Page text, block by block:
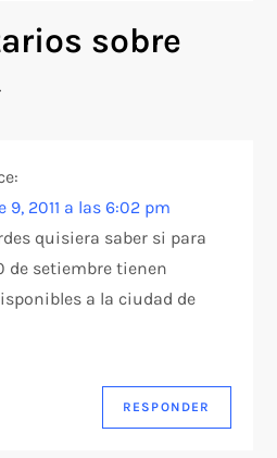
sobre
9, 2011 a las 6:02 pm
quisiera saber si para
de setiembre tienen
a la ciudad de
RESPONDER